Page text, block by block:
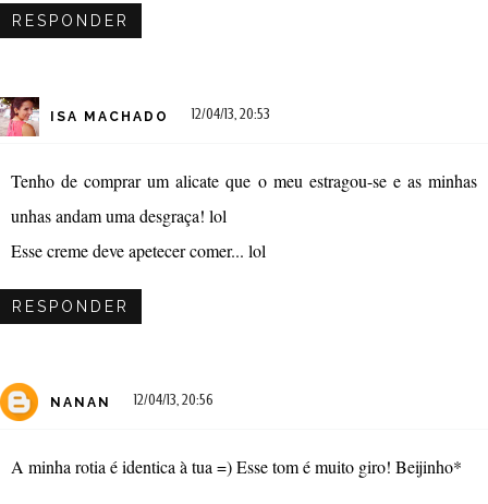
RESPONDER
ISA MACHADO 12/04/13, 20:53
Tenho de comprar um alicate que o meu estragou-se e as minhas
unhas andam uma desgraça! lol
Esse creme deve apetecer comer... lol
RESPONDER
NANAN 12/04/13, 20:56
A minha rotia é identica à tua =) Esse tom é muito giro! Beijinho*